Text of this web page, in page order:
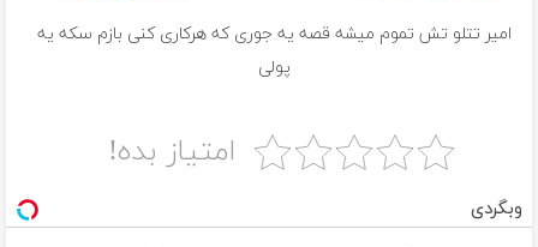
امیر تتلو تش تموم میشه قصه یه جوری که هرکاری کنی بازم سکه یه
پولی
امتیاز بده!
وبگردی